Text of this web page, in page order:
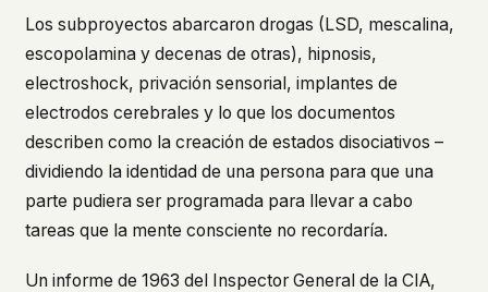
Los subproyectos abarcaron drogas (LSD, mescalina,
escopolamina y decenas de otras), hipnosis,
electroshock, privación sensorial, implantes de
electrodos cerebrales y lo que los documentos
describen como la creación de estados disociativos –
dividiendo la identidad de una persona para que una
parte pudiera ser programada para llevar a cabo
tareas que la mente consciente no recordaría.
Un informe de 1963 del Inspector General de la CIA,